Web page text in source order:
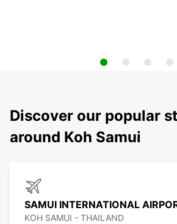
Discover our popular
around Koh Samui
SAMUI INTERNATIONAL
KOH SAMUI - THAILAND